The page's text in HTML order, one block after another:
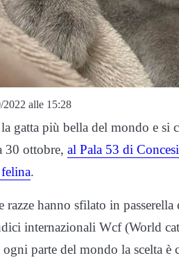
2022 alle 15:28
gatta più bella del mondo e si
30 ottobre, al Pala 53 di
.
razze hanno sfilato in
internazionali Wcf (World
parte del mondo la scelta è